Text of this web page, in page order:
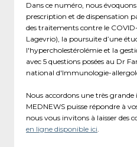
Dans ce numéro, nous
prescription et de dispensation
des traitements contre le
Lagevrio), la poursuite d’une
l'hypercholestérolémie et la
avec 5 questions posées au Dr
national d'Immunologie-
Nous accordons une très
MEDNEWS puisse répondre à
nous vous invitons à laisser des
en ligne disponible ici.